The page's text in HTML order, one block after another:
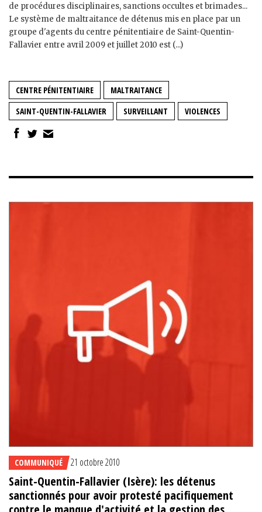
de procédures disciplinaires, sanctions occultes et brimades...
Le système de maltraitance de détenus mis en place par un
groupe d'agents du centre pénitentiaire de Saint-Quentin-
Fallavier entre avril 2009 et juillet 2010 est (...)
CENTRE PÉNITENTIAIRE
MALTRAITANCE
SAINT-QUENTIN-FALLAVIER
SURVEILLANT VIOLENCES
COMMUNIQUÉ 21 octobre 2010
Saint-Quentin-Fallavier (Isère): les détenus
sanctionnés pour avoir protesté pacifiquement